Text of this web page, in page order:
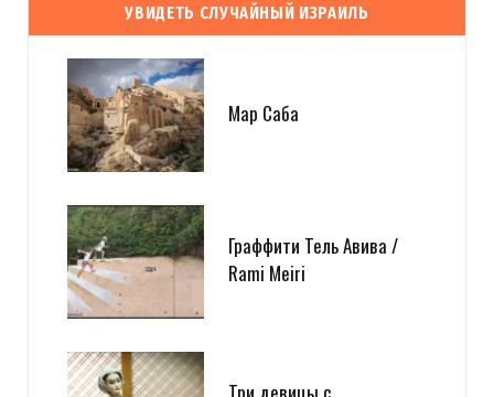
УВИДЕТЬ СЛУЧАЙНЫЙ ИЗРАИЛЬ
Мар Саба
Граффити Тель Авива /
Rami Meiri